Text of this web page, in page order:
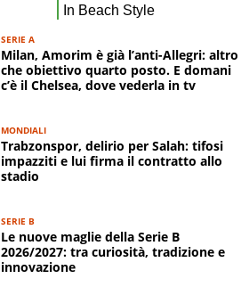
SERIE A
Milan, Amorim è già l’anti-Allegri: altro
che obiettivo quarto posto. E domani
c’è il Chelsea, dove vederla in tv
MONDIALI
Trabzonspor, delirio per Salah: tifosi
impazziti e lui firma il contratto allo
stadio
SERIE B
Le nuove maglie della Serie B
2026/2027: tra curiosità, tradizione e
innovazione